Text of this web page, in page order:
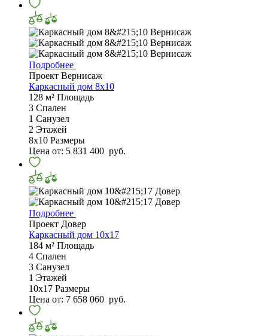
Подробнее
Проект Вернисаж
Каркасный дом 8x10
128 м² Площадь
3 Спален
1 Санузел
2 Этажей
8х10 Размеры
Цена от: 5 831 400 руб.
Подробнее
Проект Довер
Каркасный дом 10x17
184 м² Площадь
4 Спален
3 Санузел
1 Этажей
10х17 Размеры
Цена от: 7 658 060 руб.